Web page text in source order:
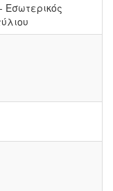
Εσωτερικός